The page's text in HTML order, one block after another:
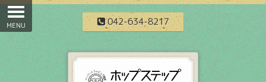
042-634-8217